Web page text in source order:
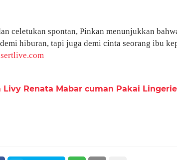
celetukan spontan, Pinkan menunjukkan
hiburan, tapi juga demi cinta seorang ibu
Livy Renata Mabar cuman Pakai